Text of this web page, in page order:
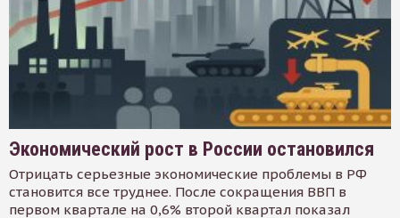
Экономический рост в России остановился
Отрицать серьезные экономические проблемы в РФ
становится все труднее. После сокращения ВВП в
первом квартале на 0,6% второй квартал показал